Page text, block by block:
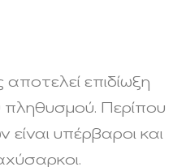
επιδίωξη
πληθυσμού. Περίπου
είναι υπέρβαροι και